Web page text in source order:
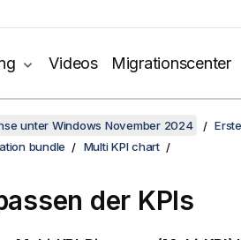
Videos Migrationscenter
unter Windows November 2024
bundle
Multi KPI chart
der KPIs